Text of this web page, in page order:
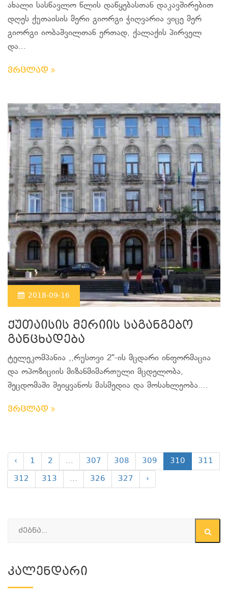
ახალი სასწავლო წლის დაწყებასთან დაკავშირებით
დღეს ქუთაისის მერი გიორგი ჭიღვარია ვიცე მერ
გიორგი იობაშვილთან ერთად, ქალაქის პირველ
და...
ვრცლად
2018-09-16
ქუთაისის მერიის საგანგებო
განცხადება
ტელეკომპანია ,,რუსთვი 2"-ის მცდარი ინფორმაცია
და ოპოზიციის მიზანმიმართული მცდელობა,
შეცდომაში შეიყვანოს მასმედია და მოსახლეობა....
ვრცლად
‹ 1 2 ... 307 308 309 310
311
312
313 ... 326 327 ›
Კალენდარი